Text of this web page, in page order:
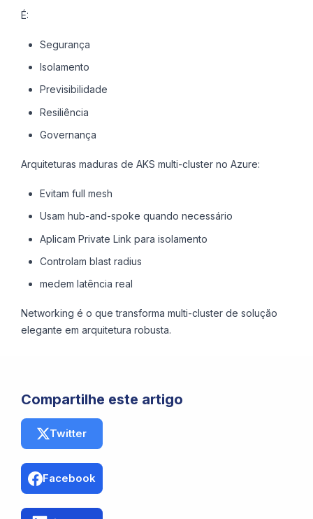
É:
Segurança
Isolamento
Previsibilidade
Resiliência
Governança
Arquiteturas maduras de AKS multi-cluster no Azure:
Evitam full mesh
Usam hub-and-spoke quando necessário
Aplicam Private Link para isolamento
Controlam blast radius
medem latência real
Networking é o que transforma multi-cluster de solução
elegante em arquitetura robusta.
Compartilhe este artigo
Twitter
Facebook